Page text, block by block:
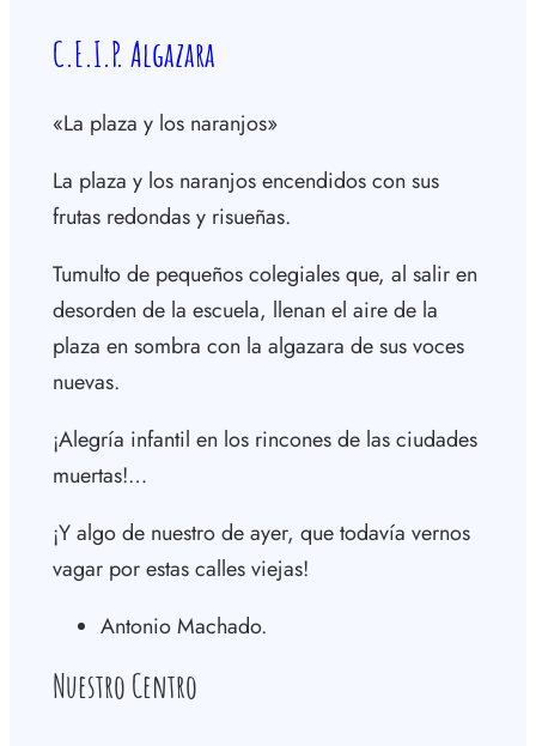
C.E.I.P. Algazara
«La plaza y los naranjos»
La plaza y los naranjos encendidos con sus
frutas redondas y risueñas.
Tumulto de pequeños colegiales que, al salir en
desorden de la escuela, llenan el aire de la
plaza en sombra con la algazara de sus voces
nuevas.
¡Alegría infantil en los rincones de las ciudades
muertas!…
¡Y algo de nuestro de ayer, que todavía vernos
vagar por estas calles viejas!
Antonio Machado.
Nuestro Centro